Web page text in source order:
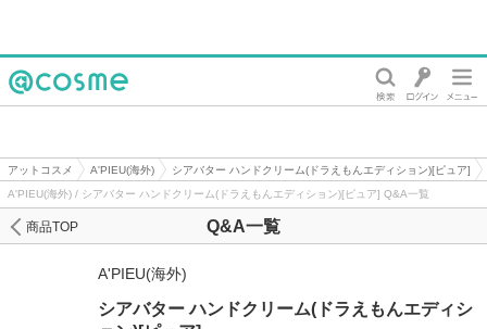
アットコスメ A'PIEU(海外)
シアバター ハンドクリーム(ドラえもんエディション)[ピュア]
A'PIEU(海外) / シアバター ハンドクリーム(ドラえもんエディション)[ピュア] Q&A一覧
Q&A一覧
商品TOP
A'PIEU(海外)
シアバター ハンドクリーム(ドラえもんエディシ